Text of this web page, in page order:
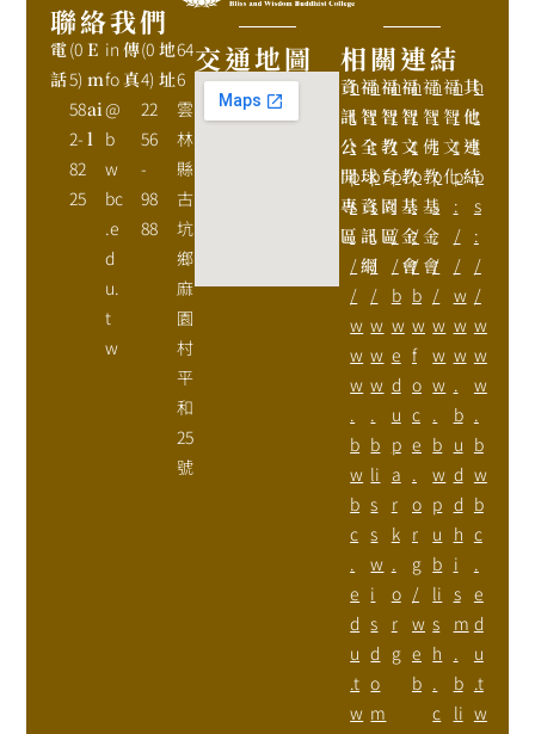
聯絡我們
電
話
(0
5)
58
2-
82
25
E
m
ai
l
in
fo
@
b
w
bc
.e
d
u.
t
w
傳
真
(0
4)
22
56
-
98
88
地
址
64
6
雲
林
縣
古
坑
鄉
麻
園
村
平
和
25
號
交通地圖 相關連結
資
訊
公
開
專
區
h
t
t
p
s
:
/
/
w
w
w
.
b
w
b
c
.
e
d
u
.t
w
福
智
全
球
資
訊
網
h
t
t
p
s
:
/
/
w
w
w
.
b
li
s
s
w
i
s
d
o
m
福
智
教
育
園
區
h
t
t
p
:
/
/
b
w
e
d
u
p
a
r
k
.
o
r
g
福
智
文
教
基
金
會
h
t
t
p
:
/
/
b
w
f
o
c
e
.
o
r
g
/
w
e
b
福
智
佛
教
基
金
會
h
t
t
p
s
:
/
/
w
w
w
.
b
w
p
u
b
li
s
h
.
c
福
智
文
化
h
t
t
p
:
/
/
w
w
w
.
b
u
d
d
h
i
s
m
.
b
li
其
他
連
結
h
t
t
p
s
:
/
/
w
w
w
.
b
w
b
c
.
e
d
u
.t
w